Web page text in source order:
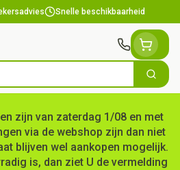
Snelle beschikbaarheid
Zoek
zijn van zaterdag 1/08 en met
via de webshop zijn dan niet
blijven wel aankopen mogelijk.
is, dan ziet U de vermelding